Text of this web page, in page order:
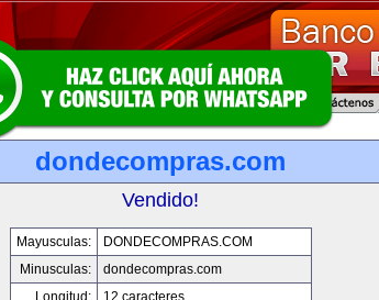
dondecompras.com
Vendido!
Mayusculas:
DONDECOMPRAS.COM
Minusculas:
dondecompras.com
Longitud:
12 caracteres